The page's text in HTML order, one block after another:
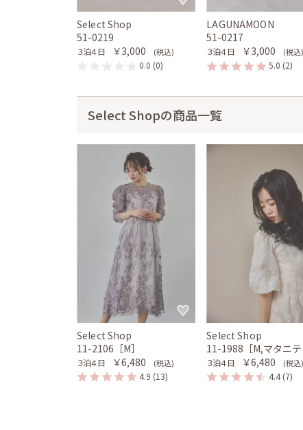
Select Shop
51-0219
３泊４日 ￥3,000 (税込)
0.0 (0)
LAGUNAMOON
51-0217
３泊４日 ￥3,000 (税込)
5.0 (2)
Select Shopの商品一覧
Select Shop
11-2106［M］
３泊４日 ￥6,480 (税込)
4.9 (13)
Select Shop
11-1988［M,マタニテ
３泊４日 ￥6,480 (税込)
4.4 (7)